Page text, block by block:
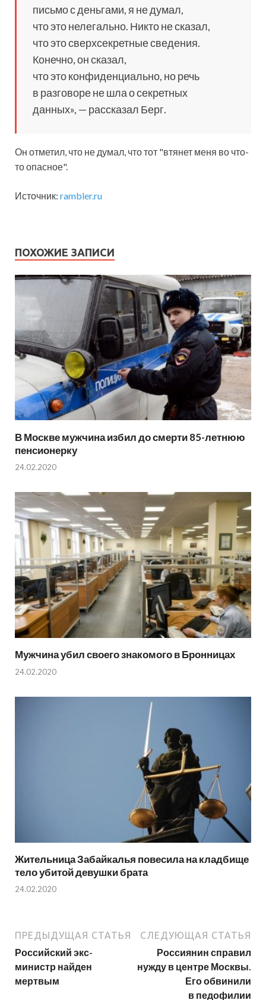
письмо с деньгами, я не думал,
что это нелегально. Никто не сказал,
что это сверхсекретные сведения.
Конечно, он сказал,
что это конфиденциально, но речь
в разговоре не шла о секретных
данных», — рассказал Берг.
Он отметил, что не думал, что тот "втянет меня во что-
то опасное".
Источник: rambler.ru
ПОХОЖИЕ ЗАПИСИ
В Москве мужчина избил до смерти 85-летнюю
пенсионерку
24.02.2020
Мужчина убил своего знакомого в Бронницах
24.02.2020
Жительница Забайкалья повесила на кладбище
тело убитой девушки брата
24.02.2020
ПРЕДЫДУЩАЯ СТАТЬЯ
Российский экс-
министр найден
мертвым
СЛЕДУЮЩАЯ СТАТЬЯ
Россиянин справил
нужду в центре Москвы.
Его обвинили
в педофилии